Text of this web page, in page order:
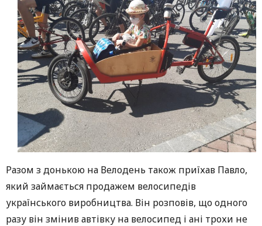
Разом з донькою на Велодень також приїхав Павло,
який займається продажем велосипедів
українського виробництва. Він розповів, що одного
разу він змінив автівку на велосипед і ані трохи не